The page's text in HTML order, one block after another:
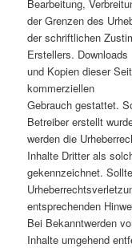
Bearbeitung,
der Grenzen des
der schriftlichen
Erstellers. Downloads
und Kopien dieser
kommerziellen
Gebrauch gestattet.
Betreiber erstellt
werden die
Inhalte Dritter als
gekennzeichnet.
entsprechenden
Bei Bekanntwerden
Inhalte umgehend